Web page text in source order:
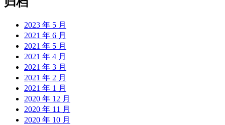
2023 年 5 月
2021 年 6 月
2021 年 5 月
2021 年 4 月
2021 年 3 月
2021 年 2 月
2021 年 1 月
2020 年 12 月
2020 年 11 月
2020 年 10 月